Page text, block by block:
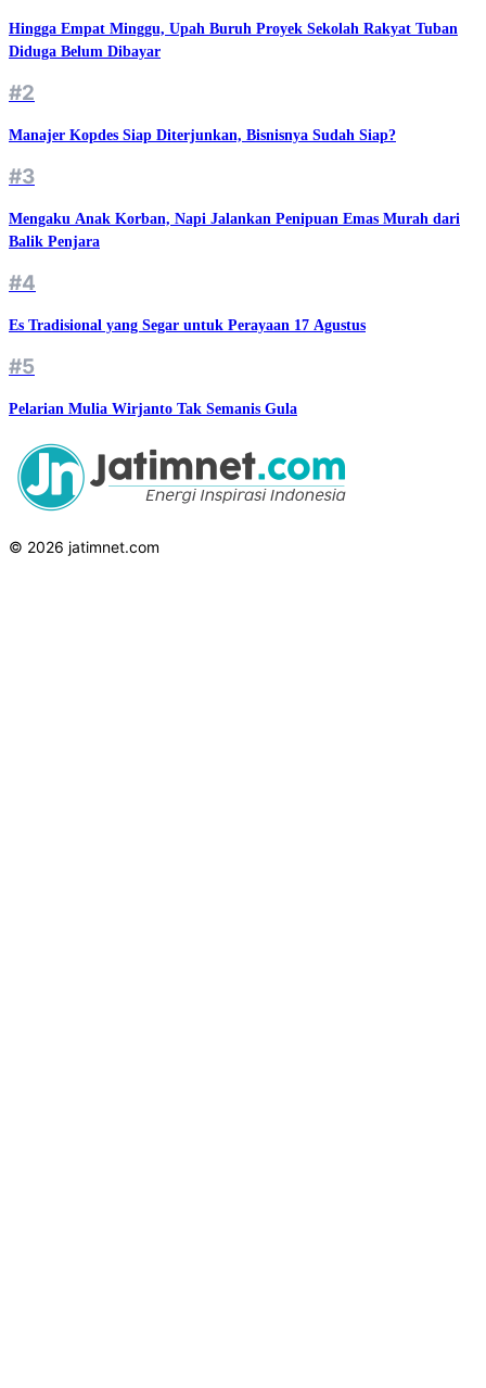
Hingga Empat Minggu, Upah Buruh Proyek Sekolah Rakyat Tuban
Diduga Belum Dibayar
#2
Manajer Kopdes Siap Diterjunkan, Bisnisnya Sudah Siap?
#3
Mengaku Anak Korban, Napi Jalankan Penipuan Emas Murah dari
Balik Penjara
#4
Es Tradisional yang Segar untuk Perayaan 17 Agustus
#5
Pelarian Mulia Wirjanto Tak Semanis Gula
© 2026 jatimnet.com